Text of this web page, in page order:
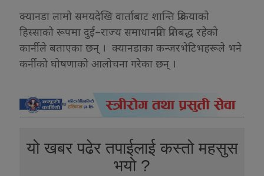
क्यानडा लामो समयदेखि वार्ताबाट शान्ति प्रक्रियाको
हिस्साको रूपमा दुई–राज्य समाधानप्रति प्रतिबद्ध रहेको
कार्नीले बताएका छन् । क्यानडाका कन्जरभेटिभहरूले भने
कर्नीको घोषणाको आलोचना गरेका छन् ।
यो खबर पढेर तपाईलाई कस्तो महसुस
भयो ?